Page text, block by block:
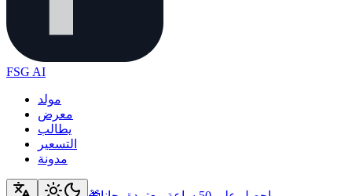
FSG AI
مولد
معرض
يطالب
التسعير
مدونة